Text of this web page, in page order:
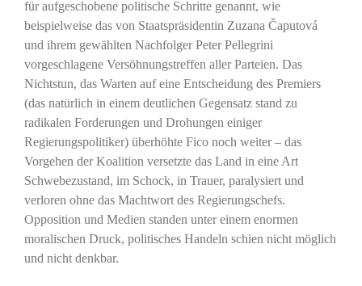
für aufgeschobene politische Schritte genannt, wie
beispielweise das von Staatspräsidentin Zuzana Čaputová
und ihrem gewählten Nachfolger Peter Pellegrini
vorgeschlagene Versöhnungstreffen aller Parteien. Das
Nichtstun, das Warten auf eine Entscheidung des Premiers
(das natürlich in einem deutlichen Gegensatz stand zu
radikalen Forderungen und Drohungen einiger
Regierungspolitiker) überhöhte Fico noch weiter – das
Vorgehen der Koalition versetzte das Land in eine Art
Schwebezustand, im Schock, in Trauer, paralysiert und
verloren ohne das Machtwort des Regierungschefs.
Opposition und Medien standen unter einem enormen
moralischen Druck, politisches Handeln schien nicht möglich
und nicht denkbar.